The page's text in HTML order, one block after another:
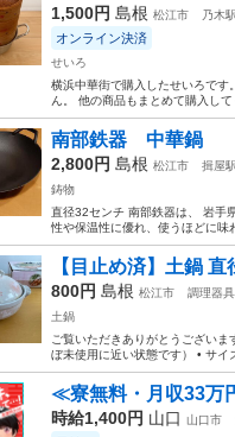
1,500円 島根 松江市 乃木駅
オンライン決済
せいろ
横浜中華街で購入したせいろで
ん。 他の商品もまとめて購入して
南部鉄器 中華鍋
2,800円 島根 松江市 揖屋駅
鋳物
直径32センチ 南部鉄器は、 岩手
性や保温性に優れ、使うほどに味
【目止め済】土鍋
800円 島根 松江市
調理器具
土鍋
ご覧いただきありがとうござい
ぼ未使用に近い状態です） • サイ
≪寮無料・月収33万
時給1,400円 山口 山口市